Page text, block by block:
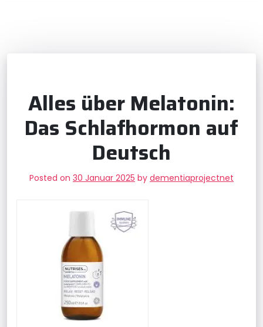
Alles über Melatonin:
Das Schlafhormon auf
Deutsch
Posted on 30 Januar 2025 by dementiaprojectnet